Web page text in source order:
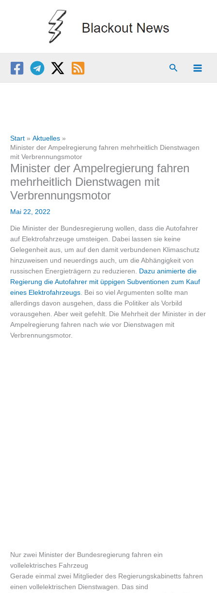
Suchen
Start
Aktuelles
Minister der Ampelregierung fahren mehrheitlich Dienstwagen
mit Verbrennungsmotor
Minister der Ampelregierung fahren
mehrheitlich Dienstwagen mit
Verbrennungsmotor
Mai 22, 2022
Die Minister der Bundesregierung wollen, dass die Autofahrer
auf Elektrofahrzeuge umsteigen. Dabei lassen sie keine
Gelegenheit aus, um auf den damit verbundenen Klimaschutz
hinzuweisen und neuerdings auch, um die Abhängigkeit von
russischen Energieträgern zu reduzieren.
Dazu animierte die
Regierung die Autofahrer mit üppigen Subventionen zum Kauf
eines Elektrofahrzeugs . Bei so viel Argumenten sollte man
allerdings davon ausgehen, dass die Politiker als Vorbild
vorausgehen. Aber weit gefehlt. Die Mehrheit der Minister in der
Ampelregierung fahren nach wie vor Dienstwagen mit
Verbrennungsmotor.
Nur zwei Minister der Bundesregierung fahren ein
vollelektrisches Fahrzeug
Gerade einmal zwei Mitglieder des Regierungskabinetts fahren
einen vollelektrischen Dienstwagen. Das sind